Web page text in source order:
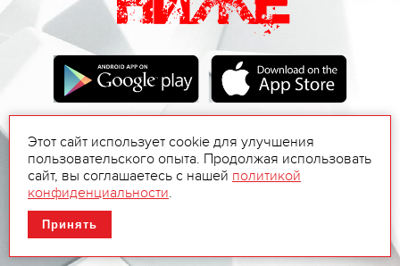
Этот сайт использует cookie для улучшения
пользовательского опыта. Продолжая использовать
сайт, вы соглашаетесь с нашей политикой
конфиденциальности.
Принять